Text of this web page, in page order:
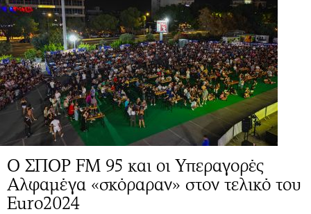
Ο ΣΠΟΡ FM 95 και οι Υπεραγορές
Αλφαμέγα «σκόραραν» στον τελικό του
Euro2024